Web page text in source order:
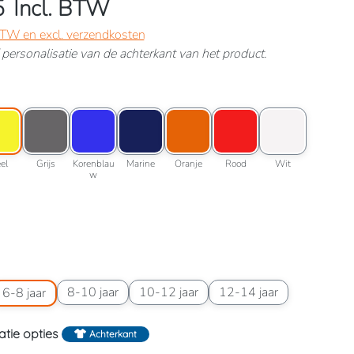
Incl. BTW
en excl. verzendkosten
van de achterkant van het product.
Geel
Kleuroptie: Grijs
Grijs
Kleuroptie: Korenblauw
Korenblau
w
Kleuroptie: Marine
Marine
Kleuroptie: Oranje
Oranje
Kleuroptie: Rood
Rood
Kleuroptie: Wit
Wit
jaar
6-8 jaar 6-8 jaar
8-10 jaar
Maatoptie: 8-10 jaar10-12 jaar
Maatoptie: 10-12 jaar12-14 jaar
Maatoptie: 12-14 jaar
opties Achterkant